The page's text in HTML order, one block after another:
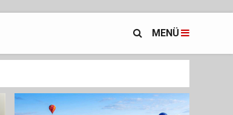
MENÜ